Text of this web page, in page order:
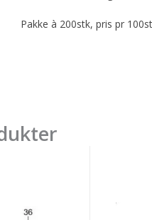
Pakke à 200stk, pris pr